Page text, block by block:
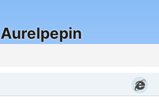
Aurelpepin